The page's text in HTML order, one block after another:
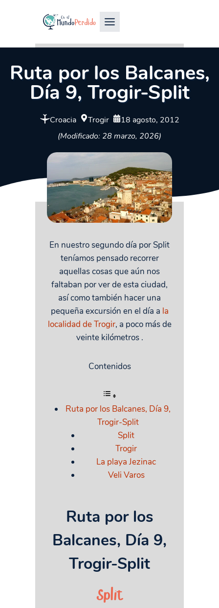
Ruta por los Balcanes,
Día 9, Trogir-Split
Croacia Trogir
18 agosto, 2012
(Modificado: 28 marzo, 2026)
En nuestro segundo día por Split
teníamos pensado recorrer
aquellas cosas que aún nos
faltaban por ver de esta ciudad,
así como también hacer una
pequeña excursión en el día a la
localidad de Trogir, a poco más de
veinte kilómetros .
Contenidos
Ruta por los Balcanes, Día 9,
Trogir-Split
Split
Trogir
La playa Jezinac
Veli Varos
Ruta por los
Balcanes, Día 9,
Trogir-Split
Split